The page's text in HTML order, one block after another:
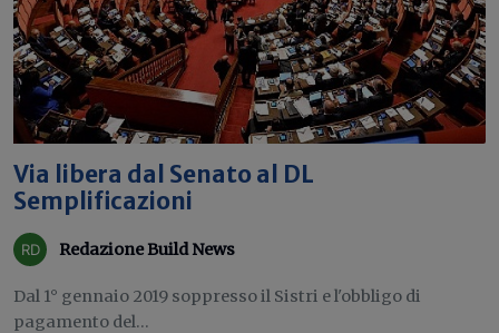
Via libera dal Senato al DL
Semplificazioni
Redazione Build News
Dal 1° gennaio 2019 soppresso il Sistri e l'obbligo di
pagamento del...